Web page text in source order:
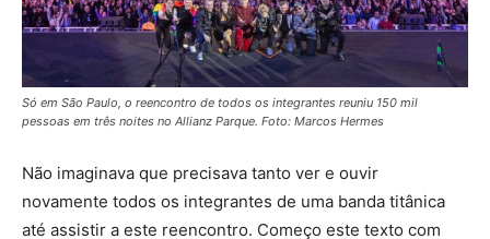
Só em São Paulo, o reencontro de todos os integrantes reuniu 150 mil
pessoas em três noites no Allianz Parque. Foto: Marcos Hermes
Não imaginava que precisava tanto ver e ouvir
novamente todos os integrantes de uma banda titânica
até assistir a este reencontro. Começo este texto com